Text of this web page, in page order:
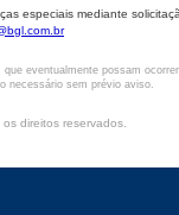
especiais mediante
eventualmente possam
necessário sem prévio aviso.
direitos reservados.